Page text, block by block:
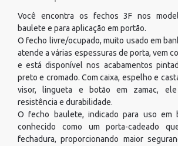
Você encontra os fechos 3F nos
baulete e para aplicação em portão.
O fecho livre/ocupado, muito usado em
atende a várias espessuras de porta, vem
e está disponível nos acabamentos
preto e cromado. Com caixa, espelho e
visor, lingueta e botão em zamac, ele
resistência e durabilidade.
O fecho baulete, indicado para uso em
conhecido como um porta-cadeado
fechadura, proporcionando maior